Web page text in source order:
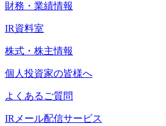
財務・業績情報
IR資料室
株式・株主情報
個人投資家の皆様へ
よくあるご質問
IRメール配信サービス